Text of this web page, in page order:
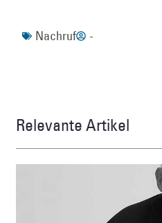
Nachruf -
Relevante Artikel